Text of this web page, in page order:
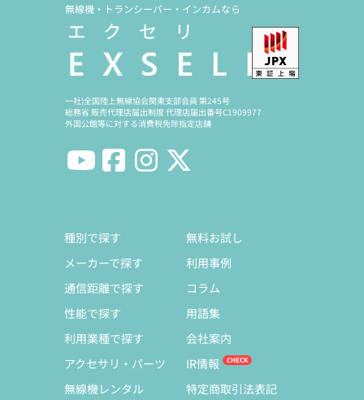
無線機・トランシーバー・インカムなら
一社)全国陸上無線協会関東支部会員 第245号
総務省 販売代理店届出制度 代理店届出番号C1909977
外国公館等に対する消費税免除指定店舗
種別で探す
メーカーで探す
通信距離で探す
性能で探す
利用業種で探す
アクセサリ・パーツ
無線機レンタル
無料お試し
利用事例
コラム
用語集
会社案内
IR情報
特定商取引法表記